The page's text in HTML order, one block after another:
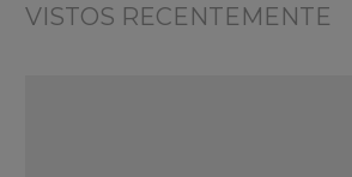
VISTOS RECENTEMENTE